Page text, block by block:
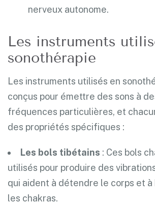
nerveux autonome.
Les instruments
sonothérapie
Les instruments utilisés en
conçus pour émettre des sons à
fréquences particulières, et
des propriétés spécifiques :
Les bols tibétains : Ces bols
utilisés pour produire des
qui aident à détendre le corps et à
les chakras.